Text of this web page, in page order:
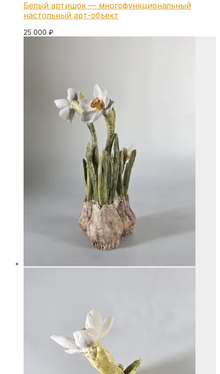
Белый артишок — многофункциональный
настольный арт-объект
25 000 ₽